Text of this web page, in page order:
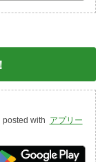
posted with アプリー